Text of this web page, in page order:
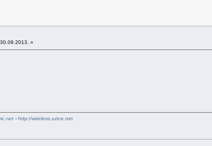
»
- http://wireless.uzice.net